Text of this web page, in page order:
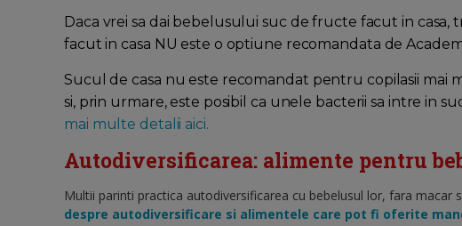
Daca vrei sa dai bebelusului suc de fructe facut in
facut in casa NU este o optiune recomandata de
Sucul de casa nu este recomandat pentru copilasii mai
si, prin urmare, este posibil ca unele bacterii sa intre in
mai multe detalii aici.
Autodiversificarea: alimente pentru
Multii parinti practica autodiversificarea cu bebelusul lor, fara macar
despre autodiversificare si alimentele care pot fi oferite